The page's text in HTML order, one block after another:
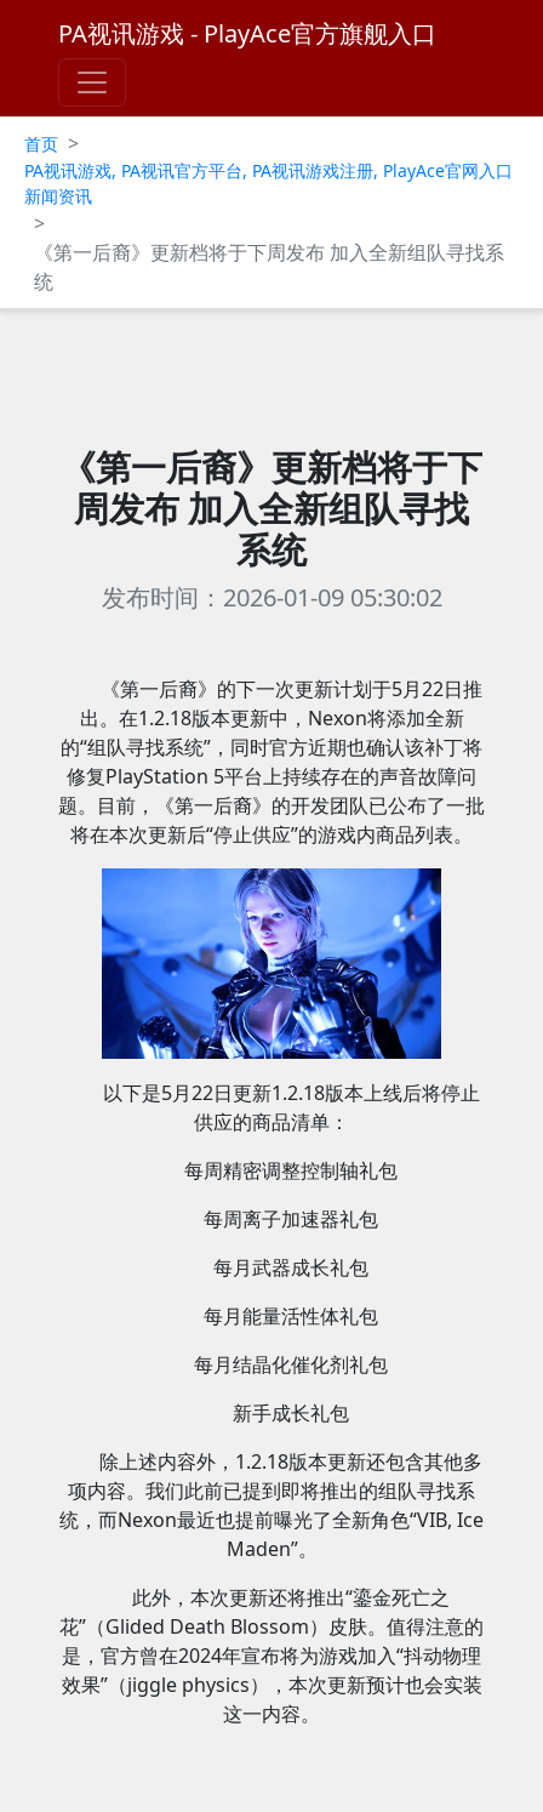
PA视讯游戏 - PlayAce官方旗舰入口
首页 >
PA视讯游戏, PA视讯官方平台, PA视讯游戏注册, PlayAce官网入口
新闻资讯
>
《第一后裔》更新档将于下周发布 加入全新组队寻找系
统
《第一后裔》更新档将于下
周发布 加入全新组队寻找
系统
发布时间：2026-01-09 05:30:02
《第一后裔》的下一次更新计划于5月22日推
出。在1.2.18版本更新中，Nexon将添加全新
的“组队寻找系统”，同时官方近期也确认该补丁将
修复PlayStation 5平台上持续存在的声音故障问
题。目前，《第一后裔》的开发团队已公布了一批
将在本次更新后“停止供应”的游戏内商品列表。
以下是5月22日更新1.2.18版本上线后将停止
供应的商品清单：
每周精密调整控制轴礼包
每周离子加速器礼包
每月武器成长礼包
每月能量活性体礼包
每月结晶化催化剂礼包
新手成长礼包
除上述内容外，1.2.18版本更新还包含其他多
项内容。我们此前已提到即将推出的组队寻找系
统，而Nexon最近也提前曝光了全新角色“VIB, Ice
Maden”。
此外，本次更新还将推出“鎏金死亡之
花”（Glided Death Blossom）皮肤。值得注意的
是，官方曾在2024年宣布将为游戏加入“抖动物理
效果”（jiggle physics），本次更新预计也会实装
这一内容。